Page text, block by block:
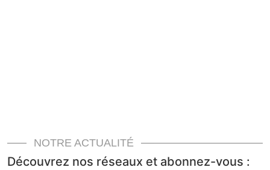
NOTRE ACTUALITÉ
Découvrez nos réseaux et abonnez-vous :